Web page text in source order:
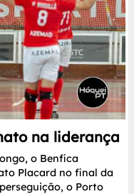
na liderança
o Benfica
Placard no final da
o Porto